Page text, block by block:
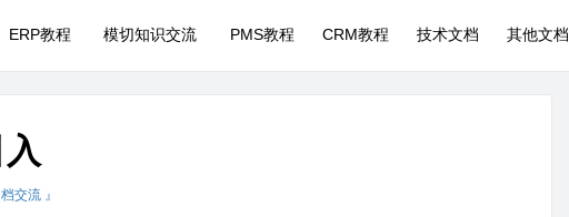
ERP教程 模切知识交流 PMS教程 CRM教程 技术文档 其他文档
交流 』